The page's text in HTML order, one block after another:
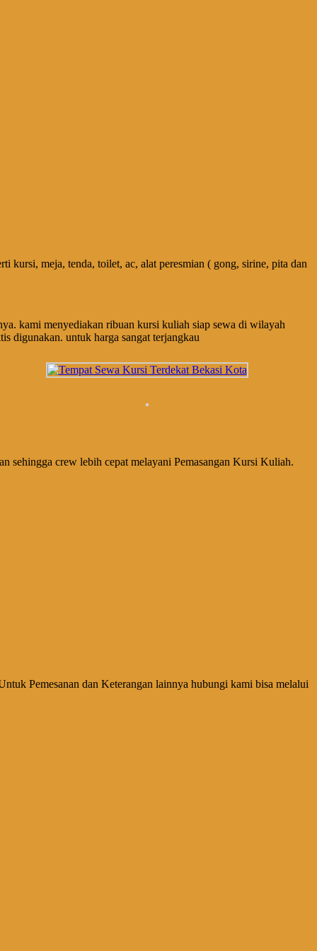
kursi, meja, tenda, toilet, ac, alat peresmian ( gong, sirine, pita dan
kami menyediakan ribuan kursi kuliah siap sewa di wilayah
digunakan. untuk harga sangat terjangkau
sehingga crew lebih cepat melayani Pemasangan Kursi Kuliah.
Pemesanan dan Keterangan lainnya hubungi kami bisa melalui